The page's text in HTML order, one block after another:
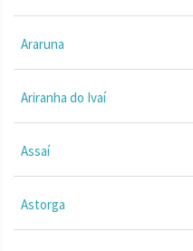
Araruna
Ariranha do Ivaí
Assaí
Astorga